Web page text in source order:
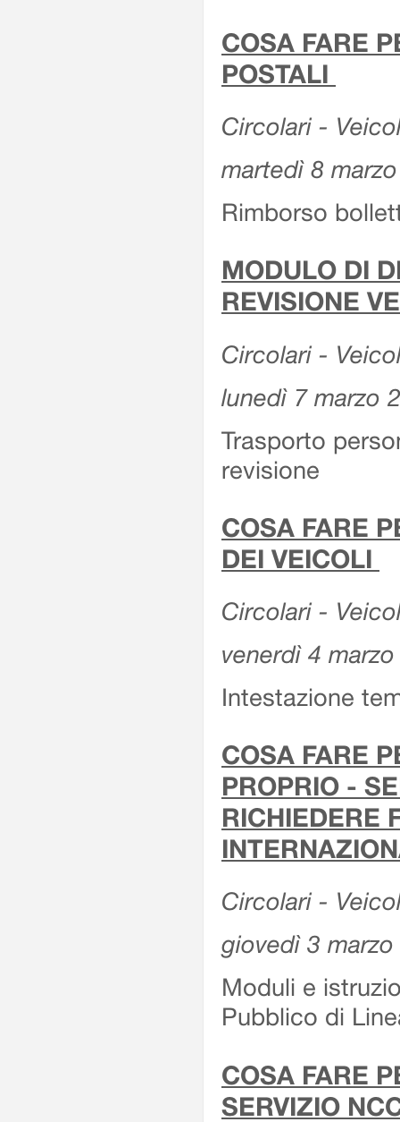
COSA FARE
POSTALI
Circolari -
martedì 8
Rimborso
MODULO DI
REVISIONE
Circolari -
lunedì 7 marzo
Trasporto
revisione
COSA FARE
DEI VEICOLI
Circolari -
venerdì 4
Intestazione
COSA FARE
PROPRIO -
RICHIEDERE
Circolari -
giovedì 3 marzo
Moduli e
Pubblico di
COSA FARE
SERVIZIO